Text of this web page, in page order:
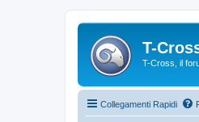
T-
T-Cross, il
Collegamenti Rapidi